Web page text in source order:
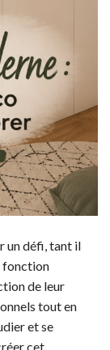
un défi, tant il
fonction
de leur
tout en
et se
cet